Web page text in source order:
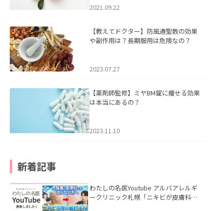
2021.09.22
【教えてドクター】防風通聖散の効果
や副作用は？長期服用は危険なの？
2023.07.27
【薬剤師監修】ミヤBM錠に痩せる効果
は本当にあるの？
2023.11.10
新着記事
わたしの名医Youtube アルバアレルギ
ークリニック札幌「ニキビが皮膚科で